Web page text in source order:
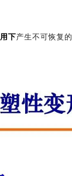
下产生不可恢复的